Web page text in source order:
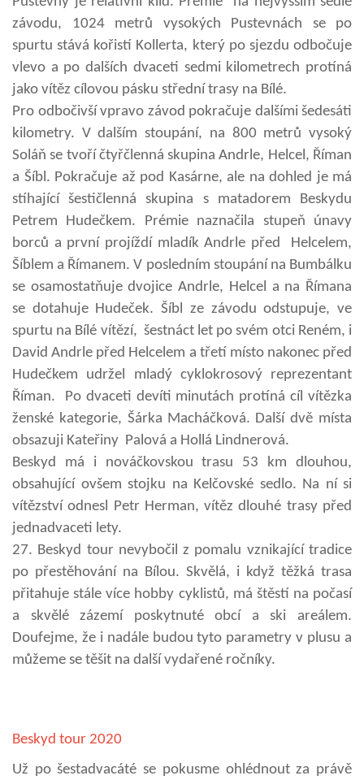
závodu, 1024 metrů vysokých Pustevnách se po
spurtu stává kořistí Kollerta, který po sjezdu odbočuje
vlevo a po dalších dvaceti sedmi kilometrech protíná
jako vítěz cílovou pásku střední trasy na Bílé.
Pro odbočivší vpravo závod pokračuje dalšími šedesáti
kilometry. V dalším stoupání, na 800 metrů vysoký
Soláň se tvoří čtyřčlenná skupina Andrle, Helcel, Říman
a Šíbl. Pokračuje až pod Kasárne, ale na dohled je má
stíhající šestičlenná skupina s matadorem Beskydu
Petrem Hudečkem. Prémie naznačila stupeň únavy
borců a první projíždí mladík Andrle před Helcelem,
Šíblem a Římanem. V posledním stoupání na Bumbálku
se osamostatňuje dvojice Andrle, Helcel a na Římana
se dotahuje Hudeček. Šíbl ze závodu odstupuje, ve
spurtu na Bílé vítězí, šestnáct let po svém otci Reném, i
David Andrle před Helcelem a třetí místo nakonec před
Hudečkem udržel mladý cyklokrosový reprezentant
Říman. Po dvaceti devíti minutách protíná cíl vítězka
ženské kategorie, Šárka Macháčková. Další dvě místa
obsazuji Kateřiny Palová a Hollá Lindnerová.
Beskyd má i nováčkovskou trasu 53 km dlouhou,
obsahující ovšem stojku na Kelčovské sedlo. Na ní si
vítězství odnesl Petr Herman, vítěz dlouhé trasy před
jednadvaceti lety.
27. Beskyd tour nevybočil z pomalu vznikající tradice
po přestěhování na Bílou. Skvělá, i když těžká trasa
přitahuje stále více hobby cyklistů, má štěstí na počasí
a skvělé zázemí poskytnuté obcí a ski areálem.
Doufejme, že i nadále budou tyto parametry v plusu a
můžeme se těšit na další vydařené ročníky.
Beskyd tour 2020
Už po šestadvacáté se pokusme ohlédnout za právě